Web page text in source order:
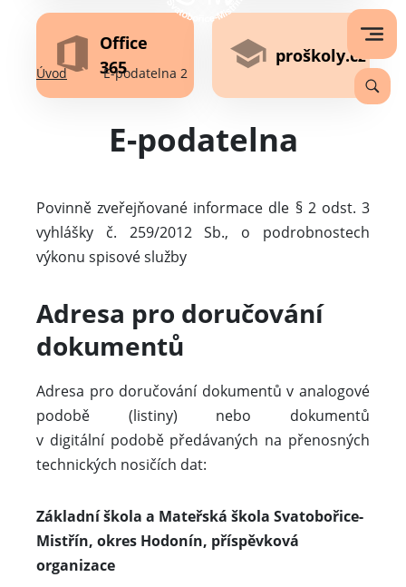
Office
365
proškoly.cz
Úvod E-podatelna 2
E-podatelna
Povinně zveřejňované informace dle § 2 odst. 3
vyhlášky č. 259/2012 Sb., o podrobnostech
výkonu spisové služby
Adresa pro doručování
dokumentů
Adresa pro doručování dokumentů v analogové
podobě (listiny) nebo dokumentů
v digitální podobě předávaných na přenosných
technických nosičích dat:
Základní škola a Mateřská škola Svatobořice-
Mistřín, okres Hodonín, příspěvková
organizace